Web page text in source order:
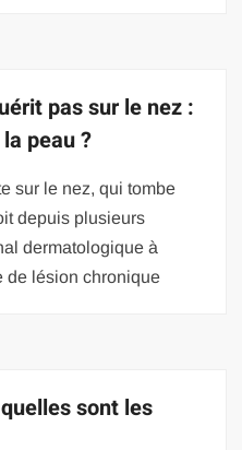
pas sur le nez :
peau ?
sur le nez, qui tombe
depuis plusieurs
dermatologique à
de lésion chronique
sont les